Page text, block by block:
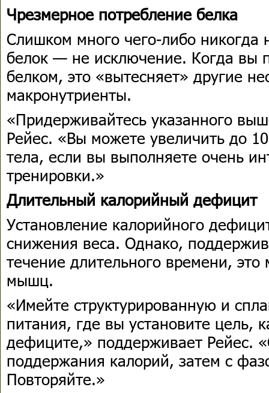
Чрезмерное потребление белка
Слишком много чего-либо никогда
белок — не исключение. Когда вы
белком, это «вытесняет» другие
макронутриенты.
«Придерживайтесь указанного
Рейес. «Вы можете увеличить до
тела, если вы выполняете очень
тренировки.»
Длительный калорийный дефицит
Установление калорийного
снижения веса. Однако,
течение длительного времени,
мышц.
«Имейте структурированную и
питания, где вы установите цель,
дефиците,» поддерживает Рейес.
поддержания калорий, затем с
Повторяйте.»